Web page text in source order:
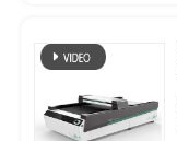
품질 관리